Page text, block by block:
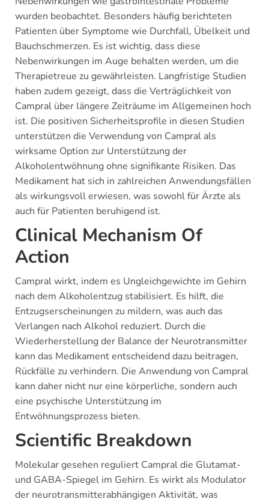
wurden beobachtet. Besonders häufig berichteten
Patienten über Symptome wie Durchfall, Übelkeit und
Bauchschmerzen. Es ist wichtig, dass diese
Nebenwirkungen im Auge behalten werden, um die
Therapietreue zu gewährleisten. Langfristige Studien
haben zudem gezeigt, dass die Verträglichkeit von
Campral über längere Zeiträume im Allgemeinen hoch
ist. Die positiven Sicherheitsprofile in diesen Studien
unterstützen die Verwendung von Campral als
wirksame Option zur Unterstützung der
Alkoholentwöhnung ohne signifikante Risiken. Das
Medikament hat sich in zahlreichen Anwendungsfällen
als wirkungsvoll erwiesen, was sowohl für Ärzte als
auch für Patienten beruhigend ist.
Clinical Mechanism Of
Action
Campral wirkt, indem es Ungleichgewichte im Gehirn
nach dem Alkoholentzug stabilisiert. Es hilft, die
Entzugserscheinungen zu mildern, was auch das
Verlangen nach Alkohol reduziert. Durch die
Wiederherstellung der Balance der Neurotransmitter
kann das Medikament entscheidend dazu beitragen,
Rückfälle zu verhindern. Die Anwendung von Campral
kann daher nicht nur eine körperliche, sondern auch
eine psychische Unterstützung im
Entwöhnungsprozess bieten.
Scientific Breakdown
Molekular gesehen reguliert Campral die Glutamat-
und GABA-Spiegel im Gehirn. Es wirkt als Modulator
der neurotransmitterabhängigen Aktivität, was